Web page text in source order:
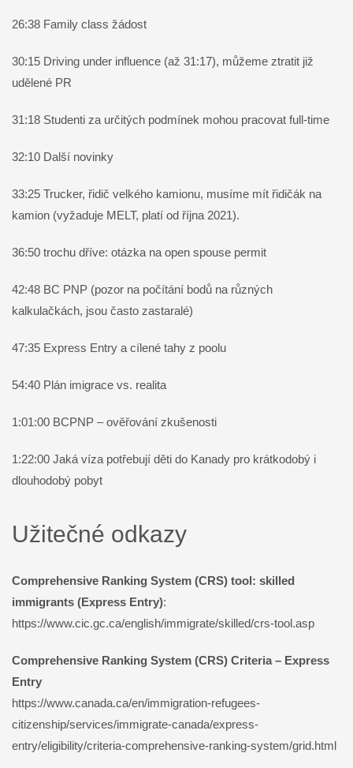
26:38 Family class žádost
30:15 Driving under influence (až 31:17), můžeme ztratit již
udělené PR
31:18 Studenti za určitých podmínek mohou pracovat full-time
32:10 Další novinky
33:25 Trucker, řidič velkého kamionu, musíme mít řidičák na
kamion (vyžaduje MELT, platí od října 2021).
36:50 trochu dříve: otázka na open spouse permit
42:48 BC PNP (pozor na počítání bodů na různých
kalkulačkách, jsou často zastaralé)
47:35 Express Entry a cílené tahy z poolu
54:40 Plán imigrace vs. realita
1:01:00 BCPNP – ověřování zkušenosti
1:22:00 Jaká víza potřebují děti do Kanady pro krátkodobý i
dlouhodobý pobyt
Užitečné odkazy
Comprehensive Ranking System (CRS) tool: skilled
immigrants (Express Entry):
https://www.cic.gc.ca/english/immigrate/skilled/crs-tool.asp
Comprehensive Ranking System (CRS) Criteria – Express
Entry
https://www.canada.ca/en/immigration-refugees-
citizenship/services/immigrate-canada/express-
entry/eligibility/criteria-comprehensive-ranking-system/grid.html